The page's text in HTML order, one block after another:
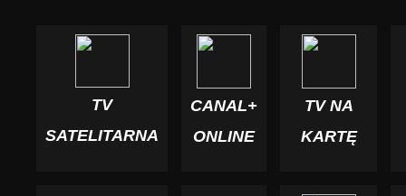
TV
SATELITARNA
CANAL+
ONLINE
TV NA
KARTĘ